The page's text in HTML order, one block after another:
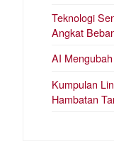
Teknologi
Angkat
AI
Kumpulan
Hambatan